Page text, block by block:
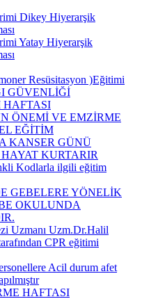
Dikey Hiyerarşik
Yatay Hiyerarşik
Resüsitasyon )Eğitimi
GÜVENLİĞİ
HAFTASI
ÖNEMİ VE EMZİRME
EĞİTİM
KANSER GÜNÜ
KURTARIR
Kodlarla ilgili eğitim
GEBELERE YÖNELİK
OKULUNDA
Uzmanı Uzm.Dr.Halil
CPR eğitimi
Acil durum afet
HAFTASI